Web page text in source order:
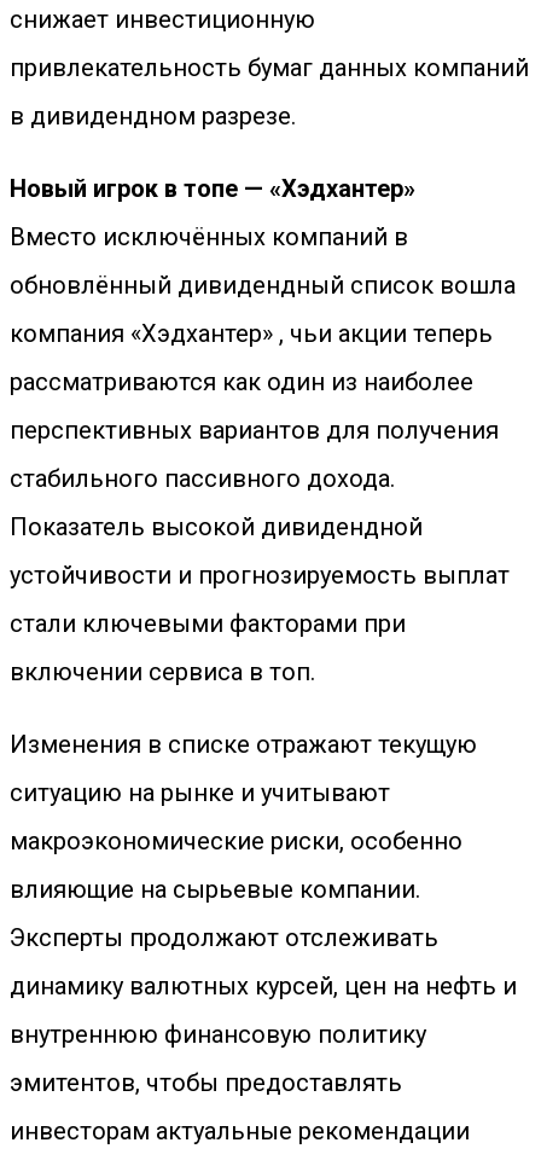
снижает инвестиционную
привлекательность бумаг данных компаний
в дивидендном разрезе.
Новый игрок в топе — «Хэдхантер»
Вместо исключённых компаний в
обновлённый дивидендный список вошла
компания «Хэдхантер» , чьи акции теперь
рассматриваются как один из наиболее
перспективных вариантов для получения
стабильного пассивного дохода.
Показатель высокой дивидендной
устойчивости и прогнозируемость выплат
стали ключевыми факторами при
включении сервиса в топ.
Изменения в списке отражают текущую
ситуацию на рынке и учитывают
макроэкономические риски, особенно
влияющие на сырьевые компании.
Эксперты продолжают отслеживать
динамику валютных курсей, цен на нефть и
внутреннюю финансовую политику
эмитентов, чтобы предоставлять
инвесторам актуальные рекомендации